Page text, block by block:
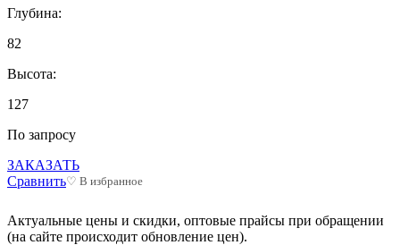
Глубина:
82
Высота:
127
По запросу
ЗАКАЗАТЬ
Сравнить♡ В избранное
Актуальные цены и скидки, оптовые прайсы при обращении
(на сайте происходит обновление цен).